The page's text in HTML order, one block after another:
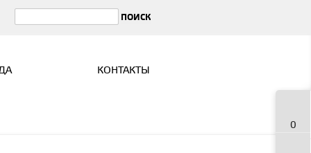
КОНТАКТЫ
0